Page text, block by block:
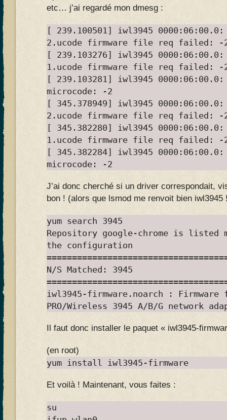
etc… j’ai regardé mon dmesg :
[ 239.100501] iwl3945
2.ucode firmware file req failed: -
[ 239.103276] iwl3945
1.ucode firmware file req failed: -
[ 239.103281] iwl3945
microcode: -2
[ 345.378949] iwl3945
2.ucode firmware file req failed: -
[ 345.382280] iwl3945
1.ucode firmware file req failed: -
[ 345.382284] iwl3945
microcode: -2
J’ai donc cherché si un driver correspondait,
bon ! (alors que lsmod me renvoit bien iwl3945
yum search 3945
Repository google-chrome is listed
the configuration
N/S Matched: 3945
iwl3945-firmware.noarch :
PRO/Wireless 3945 A/B/G network
Il faut donc installer le paquet « iwl3945-
(en root)
yum install iwl3945-firmware
Et voilà ! Maintenant, vous faites :
su